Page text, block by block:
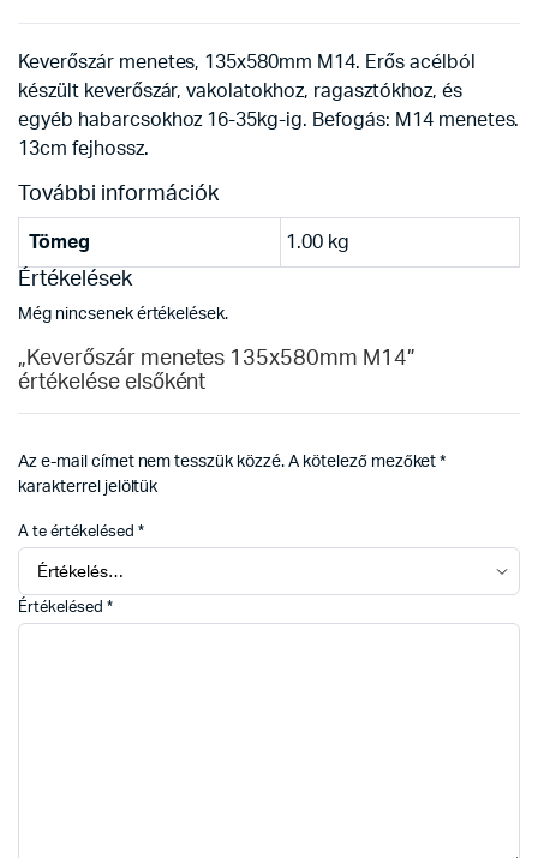
Keverőszár menetes, 135x580mm M14. Erős acélból
készült keverőszár, vakolatokhoz, ragasztókhoz, és
egyéb habarcsokhoz 16-35kg-ig. Befogás: M14 menetes.
13cm fejhossz.
További információk
Tömeg 1.00 kg
Értékelések
Még nincsenek értékelések.
„Keverőszár menetes 135x580mm M14”
értékelése elsőként
Az e-mail címet nem tesszük közzé. A kötelező mezőket*
karakterrel jelöltük
A te értékelésed *
Értékelésed *